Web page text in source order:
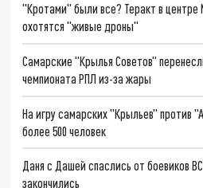
"Кротами" были все? Теракт в центре
охотятся "живые дроны"
Самарские "Крылья Советов"
чемпионата РПЛ из-за жары
На игру самарских "Крыльев" против
более 500 человек
Даня с Дашей спаслись от боевиков
закончились